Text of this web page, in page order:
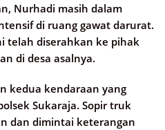
Nurhadi masih dalam
di ruang gawat darurat.
telah diserahkan ke pihak
di desa asalnya.
kedua kendaraan yang
Sukaraja. Sopir truk
dan dimintai keterangan